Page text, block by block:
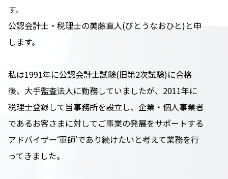
す。
公認会計士・税理士の美藤直人(びとうなおひと)と申
します。
私は1991年に公認会計士試験(旧第2次試験)に合格
後、大手監査法人に勤務していましたが、2011年に
税理士登録して当事務所を設立し、企業・個人事業者
であるお客さまに対してご事業の発展をサポートする
アドバイザー‘軍師’であり続けたいと考えて業務を行
ってきました。